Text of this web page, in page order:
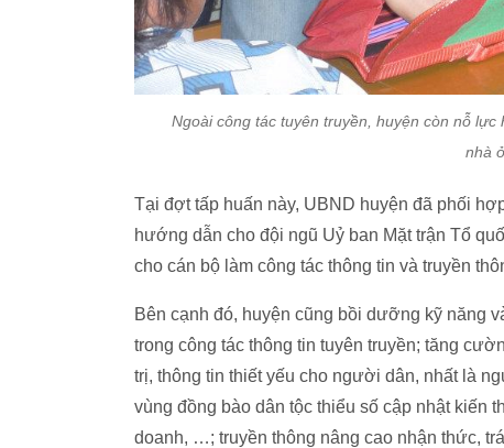
Ngoài công tác tuyên truyền, huyện còn nỗ
nhà
Tại đợt tấp huấn này, UBND huyện đã phối
hướng dẫn cho đội ngũ Uỷ ban Mặt trận Tổ
cho cán bộ làm công tác thông tin và truyền
Bên cạnh đó, huyện cũng bồi dưỡng kỹ năng
trong công tác thông tin tuyên truyền; tăng
trị, thông tin thiết yếu cho người dân, nhất là
vùng đồng bào dân tộc thiểu số cập nhật kiến
doanh, …; truyền thông nâng cao nhận thức,